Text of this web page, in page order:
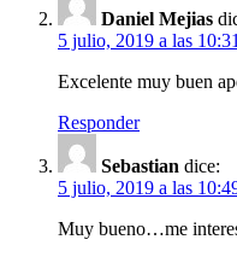
Daniel Mejias
5 julio, 2019 a las
Excelente muy buen
Responder
Sebastian dice:
5 julio, 2019 a las
Muy bueno…me